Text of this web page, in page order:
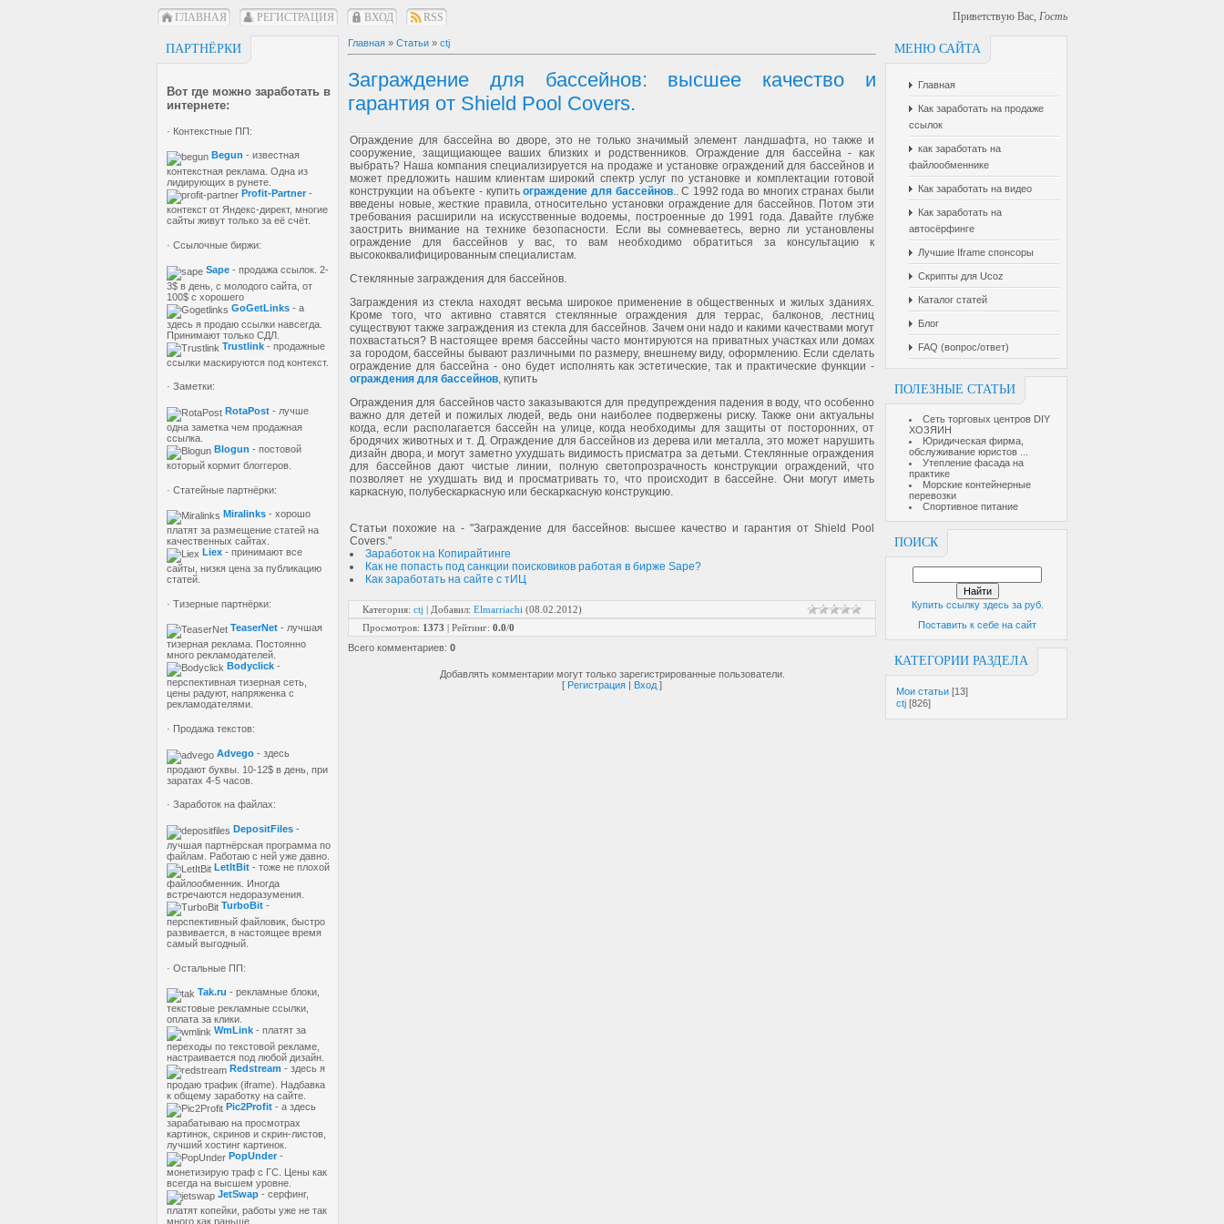
ГЛАВНАЯ РЕГИСТРАЦИЯ ВХОД RSS Приветствую Вас, Гость
ПАРТНЁРКИ
Вот где можно заработать в
интернете:
· Контекстные ПП:
Begun - известная
контекстная реклама. Одна из
лидирующих в рунете.
Profit-Partner-
контекст от Яндекс-директ, многие
сайты живут только за её счёт.
· Ссылочные биржи:
Sape - продажа ссылок. 2-
3$ в день, с молодого сайта, от
100$ с хорошего
GoGetLinks - а
здесь я продаю ссылки навсегда.
Принимают только СДЛ.
Trustlink - продажные
ссылки маскируются под контекст.
· Заметки:
RotaPost - лучше
одна заметка чем продажная
ссылка.
Blogun - постовой
который кормит блоггеров.
· Статейные партнёрки:
Miralinks - хорошо
платят за размещение статей на
качественных сайтах.
Liex - принимают все
сайты, низкя цена за публикацию
статей.
· Тизерные партнёрки:
TeaserNet - лучшая
тизерная реклама. Постоянно
много рекламодателей.
Bodyclick -
перспективная тизерная сеть,
цены радуют, напряженка с
рекламодателями.
· Продажа текстов:
Advego - здесь
продают буквы. 10-12$ в день, при
заратах 4-5 часов.
· Заработок на файлах:
DepositFiles -
лучшая партнёрская программа по
файлам. Работаю с ней уже давно.
LetItBit - тоже не плохой
файлообменник. Иногда
встречаются недоразумения.
TurboBit -
перспективный файловик, быстро
развивается, в настоящее время
самый выгодный.
· Остальные ПП:
Tak.ru - рекламные блоки,
текстовые рекламные ссылки,
оплата за клики.
WmLink - платят за
переходы по текстовой рекламе,
настраивается под любой дизайн.
Redstream - здесь я
продаю трафик (iframe). Надбавка
к общему заработку на сайте.
Pic2Profit - а здесь
зарабатываю на просмотрах
картинок, скринов и скрин-листов,
лучший хостинг картинок.
PopUnder-
монетизирую траф с ГС. Цены как
всегда на высшем уровне.
JetSwap - серфинг,
платят копейки, работы уже не так
много как раньше.
МЕНЮ САЙТА
Главная
Как заработать на продаже
ссылок
как заработать на
файлообменнике
Как заработать на видео
Как заработать на
автосёрфинге
Лучшие Iframe спонсоры
Скрипты для Ucoz
Каталог статей
Блог
FAQ (вопрос/ответ)
ПОЛЕЗНЫЕ СТАТЬИ
Сеть торговых центров DIY
ХОЗЯИН
Юридическая фирма,
обслуживание юристов ...
Утепление фасада на
практике
Морские контейнерные
перевозки
Спортивное питание
ПОИСК
Купить ссылку здесь за руб.
Поставить к себе на сайт
КАТЕГОРИИ РАЗДЕЛА
Мои статьи [13]
ctj [826]
Главная » Статьи » ctj
Заграждение для бассейнов: высшее качество и
гарантия от Shield Pool Covers.
Ограждение для бассейна во дворе, это не только значимый элемент ландшафта, но также и
сооружение, защищиающее ваших близких и родственников. Ограждение для бассейна - как
выбрать? Наша компания специализируется на продаже и установке ограждений для бассейнов и
может предложить нашим клиентам широкий спектр услуг по установке и комплектации готовой
конструкции на объекте - купитьограждение для бассейнов.. С 1992 года во многих странах были
введены новые, жесткие правила, относительно установки ограждение для бассейнов. Потом эти
требования расширили на искусственные водоемы, построенные до 1991 года. Давайте глубже
заострить внимание на технике безопасности. Если вы сомневаетесь, верно ли установлены
ограждение для бассейнов у вас, то вам необходимо обратиться за консультацию к
высококвалифицированным специалистам.
Стеклянные заграждения для бассейнов.
Заграждения из стекла находят весьма широкое применение в общественных и жилых зданиях.
Кроме того, что активно ставятся стеклянные ограждения для террас, балконов, лестниц
существуют также заграждения из стекла для бассейнов. Зачем они надо и какими качествами могут
похвастаться? В настоящее время бассейны часто монтируются на приватных участках или домах
за городом, бассейны бывают различными по размеру, внешнему виду, оформлению. Если сделать
ограждение для бассейна - оно будет исполнять как эстетические, так и практические функции -
ограждения для бассейнов, купить
Ограждения для бассейнов часто заказываются для предупреждения падения в воду, что особенно
важно для детей и пожилых людей, ведь они наиболее подвержены риску. Также они актуальны
когда, если располагается бассейн на улице, когда необходимы для защиты от посторонних, от
бродячих животных и т. Д. Ограждение для бассейнов из дерева или металла, это может нарушить
дизайн двора, и могут заметно ухудшать видимость присматра за детьми. Стеклянные ограждения
для бассейнов дают чистые линии, полную светопрозрачность конструкции ограждений, что
позволяет не ухудшать вид и просматривать то, что происходит в бассейне. Они могут иметь
каркасную, полубескаркасную или бескаркасную конструкцию.
Статьи похожие на - "Заграждение для бассейнов: высшее качество и гарантия от Shield Pool
Covers."
Заработок на Копирайтинге
Как не попасть под санкции поисковиков работая в бирже Sape?
Как заработать на сайте с тИЦ
Категория: ctj | Добавил: Elmarriachi (08.02.2012)
Просмотров: 1373 | Рейтинг: 0.0/0
Всего комментариев: 0
Добавлять комментарии могут только зарегистрированные пользователи.
[ Регистрация | Вход ]